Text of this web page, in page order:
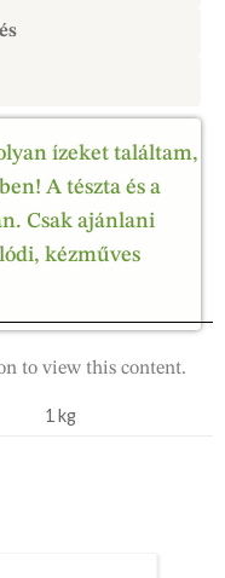
ízeket találtam,
A tészta és a
Csak ajánlani
kézműves
to view this content.
1 kg